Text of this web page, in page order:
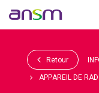
Retour
APPAREIL DE